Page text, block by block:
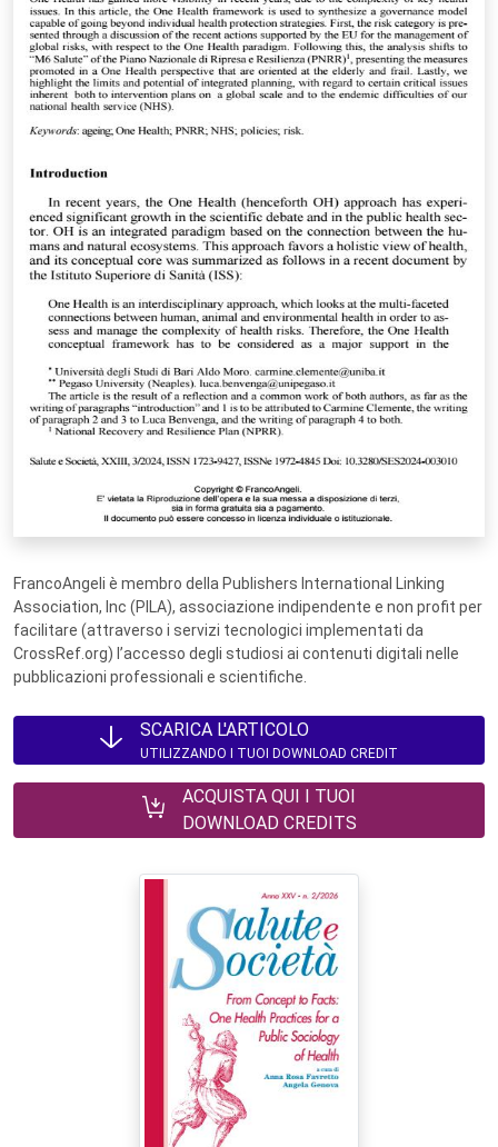
FrancoAngeli è membro della Publishers International Linking
Association, Inc (PILA), associazione indipendente e non profit per
facilitare (attraverso i servizi tecnologici implementati da
CrossRef.org) l’accesso degli studiosi ai contenuti digitali nelle
pubblicazioni professionali e scientifiche.
SCARICA L'ARTICOLO
UTILIZZANDO I TUOI DOWNLOAD CREDIT
ACQUISTA QUI I TUOI
DOWNLOAD CREDITS